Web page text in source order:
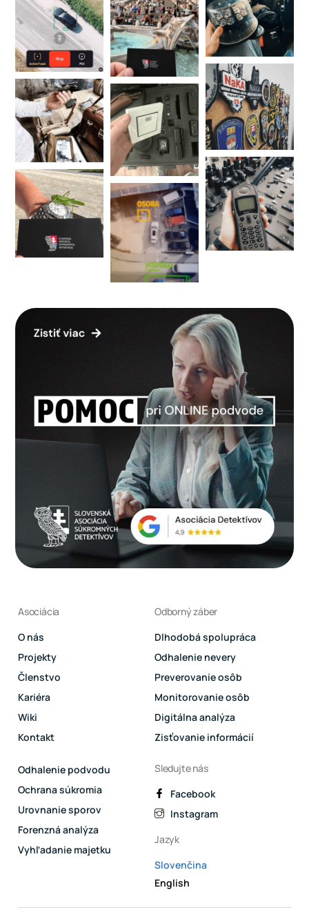
Asociácia
O nás
Projekty
Členstvo
Kariéra
Wiki
Kontakt
Odborný záber
Dlhodobá spolupráca
Odhalenie nevery
Preverovanie osôb
Monitorovanie osôb
Digitálna analýza
Zisťovanie informácií
Odhalenie podvodu
Ochrana súkromia
Urovnanie sporov
Forenzná analýza
Vyhľadanie majetku
Sledujte nás
Facebook
Instagram
Jazyk
Slovenčina
English